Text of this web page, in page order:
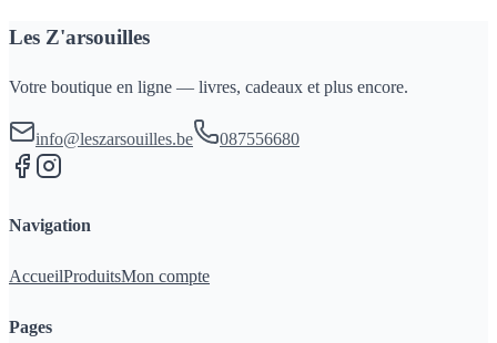
Les Z'arsouilles
Votre boutique en ligne — livres, cadeaux et plus encore.
info@leszarsouilles.be 087556680
Navigation
AccueilProduitsMon compte
Pages